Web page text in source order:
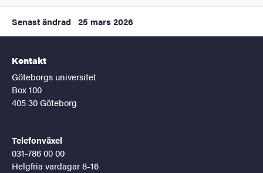
Senast ändrad 25 mars 2026
Kontakt
Göteborgs universitet
Box 100
405 30 Göteborg
Telefonväxel
031-786 00 00
Helgfria vardagar 8-16